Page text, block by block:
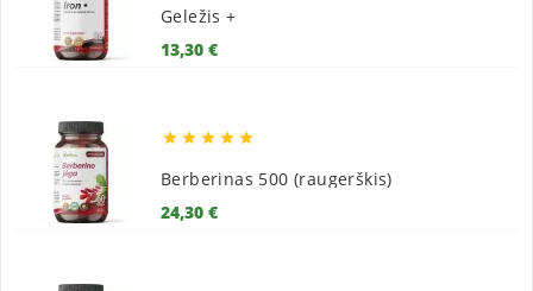
Geležis +
13,30 €Kaina
    
Berberinas 500 (raugerškis)
24,30 €Kaina